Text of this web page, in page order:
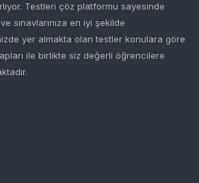
Testleri çöz platformu sayesinde
sınavlarınıza en iyi şekilde
yer almakta olan testler konulara göre
ile birlikte siz değerli öğrencilere